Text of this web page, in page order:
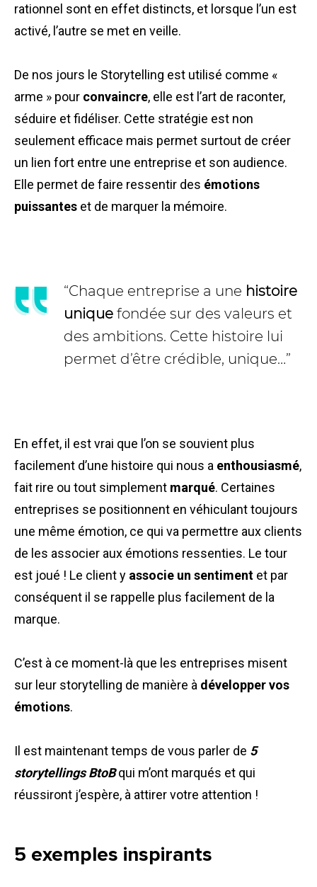
rationnel sont en effet distincts, et lorsque l’un est
activé, l’autre se met en veille.
De nos jours le Storytelling est utilisé comme «
arme » pour convaincre, elle est l’art de raconter,
séduire et fidéliser. Cette stratégie est non
seulement efficace mais permet surtout de créer
un lien fort entre une entreprise et son audience.
Elle permet de faire ressentir des émotions
puissantes et de marquer la mémoire.
“Chaque entreprise a une histoire
unique fondée sur des valeurs et
des ambitions. Cette histoire lui
permet d’être crédible, unique…”
En effet, il est vrai que l’on se souvient plus
facilement d’une histoire qui nous a enthousiasmé,
fait rire ou tout simplement marqué. Certaines
entreprises se positionnent en véhiculant toujours
une même émotion, ce qui va permettre aux clients
de les associer aux émotions ressenties. Le tour
est joué ! Le client y associe un sentiment et par
conséquent il se rappelle plus facilement de la
marque.
C’est à ce moment-là que les entreprises misent
sur leur storytelling de manière à développer vos
émotions.
Il est maintenant temps de vous parler de 5
storytellingsBtoB qui m’ont marqués et qui
réussiront j’espère, à attirer votre attention !
5 exemples inspirants